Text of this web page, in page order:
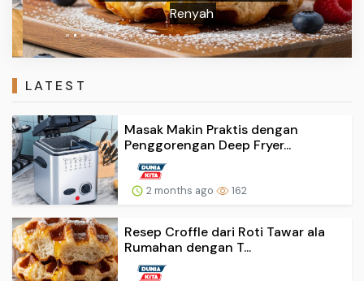
Renyah
LATEST
Masak Makin Praktis dengan
Penggorengan Deep Fryer...
2 months ago 162
Resep Croffle dari Roti Tawar ala
Rumahan dengan T...